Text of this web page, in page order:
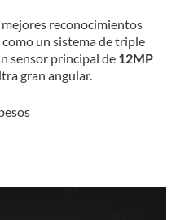
reconocimientos
como un sistema de triple
sensor principal de 12MP
gran angular.